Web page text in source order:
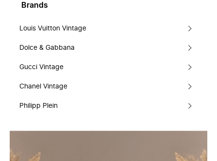
Brands
Louis Vuitton Vintage
Dolce & Gabbana
Gucci Vintage
Chanel Vintage
Philipp Plein